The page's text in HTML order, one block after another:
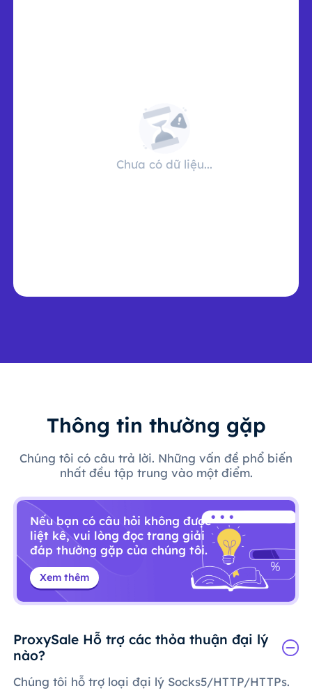
Chưa có dữ liệu...
Thông tin thường gặp
Chúng tôi có câu trả lời. Những vấn đề phổ biến
nhất đều tập trung vào một điểm.
Nếu bạn có câu hỏi không được
liệt kê, vui lòng đọc trang giải
đáp thường gặp của chúng tôi.
Xem thêm
ProxySale Hỗ trợ các thỏa thuận đại lý
nào?
Chúng tôi hỗ trợ loại đại lý Socks5/HTTP/HTTPs.